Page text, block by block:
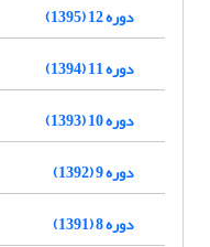
دوره 12 (1395)
دوره 11 (1394)
دوره 10 (1393)
دوره 9 (1392)
دوره 8 (1391)